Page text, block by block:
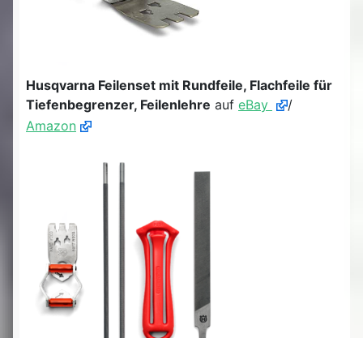
Husqvarna Feilenset mit Rundfeile, Flachfeile für
Tiefenbegrenzer, Feilenlehre auf eBay
/
Amazon